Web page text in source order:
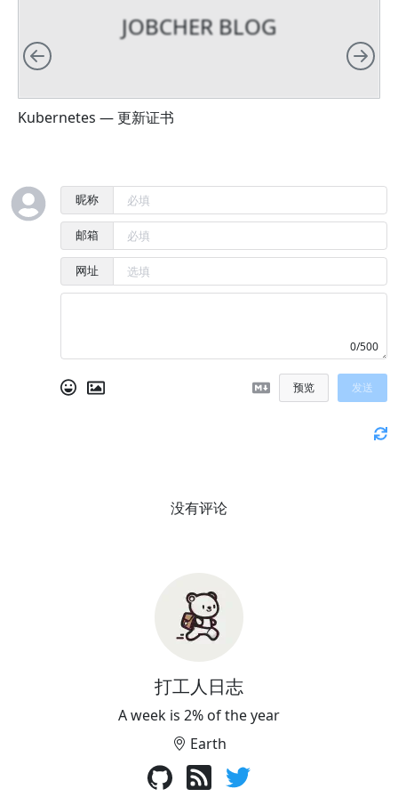
JOBCHER BLOG
Kubernetes — 更新证书
向左 向
昵称
邮箱
网址
0/500
预览 发送
没有评论
打工人日志
A week is 2% of the year
Earth